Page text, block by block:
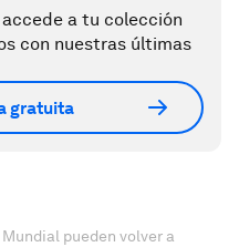
a tu colección
con nuestras últimas
gratuita
pueden volver a